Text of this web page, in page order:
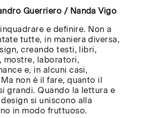
Guerriero / Nanda Vigo
e definire. Non a
tutte, in maniera diversa,
creando testi, libri,
mostre, laboratori,
e, in alcuni casi,
non è il fare, quanto il
grandi. Quando la lettura e
si uniscono alla
in modo fruttuoso.